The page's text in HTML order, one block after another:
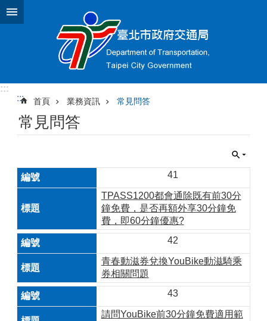
跳到主要內容區塊
:::
:::
首頁 業務資訊 常見問答
常見問答
41
TPASS1200都會通除既有前30分
鐘免費，是否再額外享30分鐘免
費，即60分鐘優惠?
42
青春動滋券兌換YouBike動滋騎乘
券相關問題
43
請問YouBike前30分鐘免費適用範